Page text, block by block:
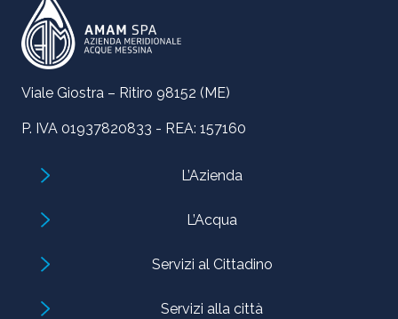
Viale Giostra – Ritiro 98152 (ME)
P. IVA 01937820833 - REA: 157160
L’Azienda
L’Acqua
Servizi al Cittadino
Servizi alla città